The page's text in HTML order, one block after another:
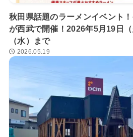
秋田県話題のラーメンイベント
が西武で開催！2026年5月19日
（水）まで
2026.05.19